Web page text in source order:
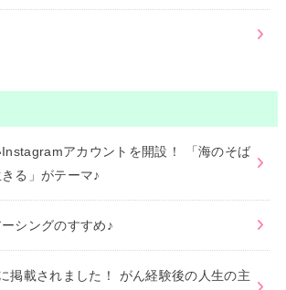
アカウントを開設！ 「海のそば
る」がテーマ♪
シングのすすめ♪
掲載されました！ がん経験後の人生の主